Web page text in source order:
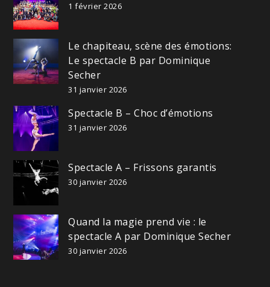
1 février 2026
Le chapiteau, scène des émotions:
Le spectacle B par Dominique
Secher
31 janvier 2026
Spectacle B – Choc d’émotions
31 janvier 2026
Spectacle A – Frissons garantis
30 janvier 2026
Quand la magie prend vie : le
spectacle A par Dominique Secher
30 janvier 2026